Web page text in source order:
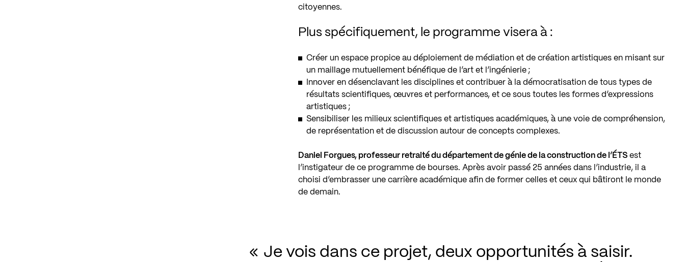
citoyennes.
Plus spécifiquement, le programme visera à :
Créer un espace propice au déploiement de médiation et de création artistiques en misant sur
un maillage mutuellement bénéfique de l’art et l’ingénierie ;
Innover en désenclavant les disciplines et contribuer à la démocratisation de tous types de
résultats scientifiques, œuvres et performances, et ce sous toutes les formes d’expressions
artistiques ;
Sensibiliser les milieux scientifiques et artistiques académiques, à une voie de compréhension,
de représentation et de discussion autour de concepts complexes.
Daniel Forgues, professeur retraité du département de génie de la construction de l’ÉTS est
l’instigateur de ce programme de bourses. Après avoir passé 25 années dans l’industrie, il a
choisi d’embrasser une carrière académique afin de former celles et ceux qui bâtiront le monde
de demain.
Je vois dans ce projet, deux opportunités à saisir.